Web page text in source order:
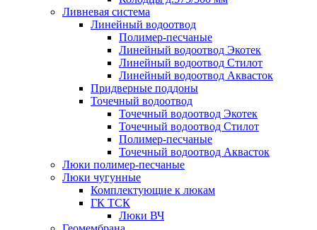
Ливневая система
Линейный водоотвод
Полимер-песчаные
Линейный водоотвод Экотек
Линейный водоотвод Стилот
Линейный водоотвод Аквасток
Придверные поддоны
Точечный водоотвод
Точечный водоотвод Экотек
Точечный водоотвод Стилот
Полимер-песчаные
Точечный водоотвод Аквасток
Люки полимер-песчаные
Люки чугунные
Комплектующие к люкам
ГК ТСК
Люки ВЧ